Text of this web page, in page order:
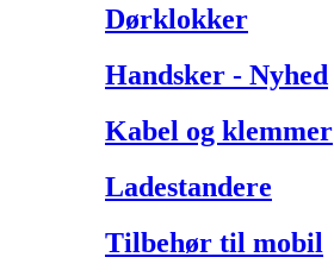
Dørklokker
Handsker - Nyhed
Kabel og klemmer
Ladestandere
Tilbehør til mobil